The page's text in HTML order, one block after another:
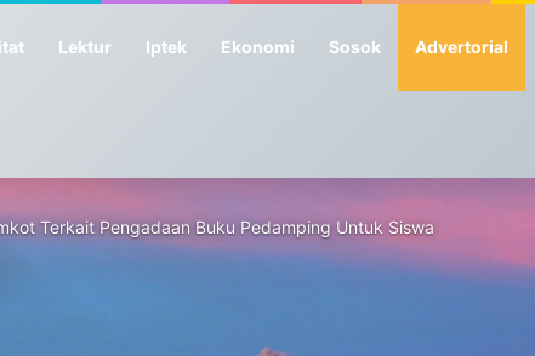
Lektur Iptek Ekonomi Sosok Advertorial
Terkait Pengadaan Buku Pedamping Untuk Siswa